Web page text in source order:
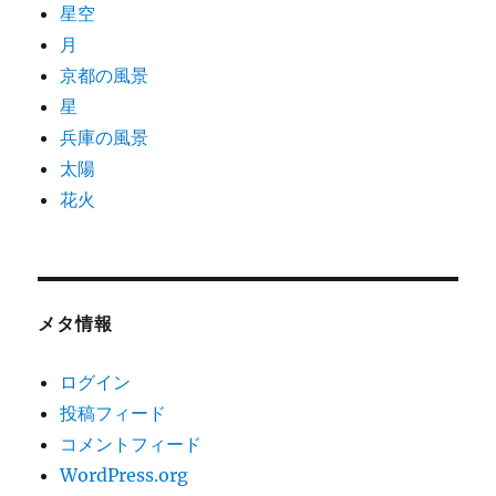
星空
月
京都の風景
星
兵庫の風景
太陽
花火
メタ情報
ログイン
投稿フィード
コメントフィード
WordPress.org